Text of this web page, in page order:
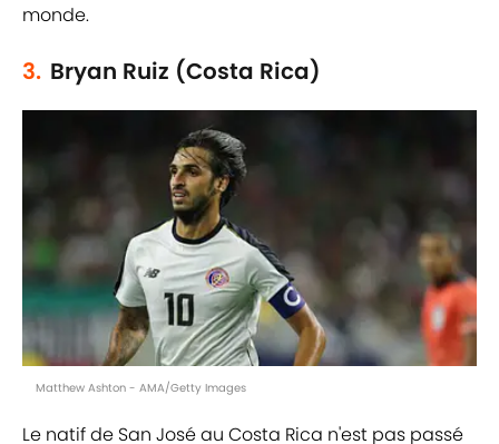
monde.
3. Bryan Ruiz (Costa Rica)
Matthew Ashton - AMA/Getty Images
Le natif de San José au Costa Rica n'est pas passé